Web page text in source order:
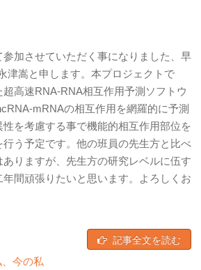
加させていただく事になりました、早
津嵩と申します。本プロジェクトで
高速RNA-RNA相互作用予測ソフトウ
mRNAの相互作用を網羅的に予測
性を考慮する事で機能的相互作用部位を
う予定です。他の班員の先生方と比べ
りますが、先生方の研究レベルに伍す
間頑張りたいと思います。よろしくお
記事全文を読む
今の私